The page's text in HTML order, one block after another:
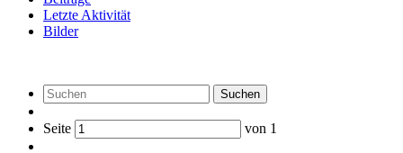
Letzte Aktivität
Bilder
Suchen
Seite von 1